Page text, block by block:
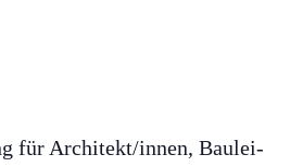
für Architekt/innen, Baulei­